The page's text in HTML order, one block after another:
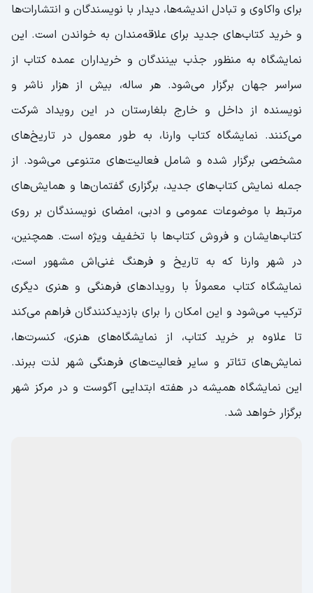
برای واکاوی و تبادل اندیشه‌ها، دیدار با نویسندگان و انتشارات‌ها
و خرید کتاب‌های جدید برای علاقه‌مندان به خواندن است. این
نمایشگاه به منظور جذب بینندگان و خریداران عمده کتاب از
سراسر جهان برگزار می‌شود. هر ساله، بیش از هزار ناشر و
نویسنده از داخل و خارج بلغارستان در این رویداد شرکت
می‌کنند. نمایشگاه کتاب وارنا، به طور معمول در تاریخ‌های
مشخصی برگزار شده و شامل فعالیت‌های متنوعی می‌شود. از
جمله نمایش کتاب‌های جدید، برگزاری گفتمان‌ها و همایش‌های
مرتبط با موضوعات عمومی و ادبی، امضای نویسندگان بر روی
کتاب‌هایشان و فروش کتاب‌ها با تخفیف ویژه است. همچنین،
در شهر وارنا که به تاریخ و فرهنگ غنی‌اش مشهور است،
نمایشگاه کتاب معمولاً با رویدادهای فرهنگی و هنری دیگری
ترکیب می‌شود و این امکان را برای بازدیدکنندگان فراهم می‌کند
تا علاوه بر خرید کتاب، از نمایشگاه‌های هنری، کنسرت‌ها،
نمایش‌های تئاتر و سایر فعالیت‌های فرهنگی شهر لذت ببرند.
این نمایشگاه همیشه در هفته ابتدایی آگوست و در مرکز شهر
برگزار خواهد شد.